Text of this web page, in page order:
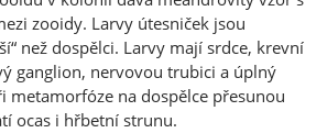
zooidy. Larvy útesniček jsou
než dospělci. Larvy mají srdce, krevní
ganglion, nervovou trubici a úplný
metamorfóze na dospělce přesunou
ocas i hřbetní strunu.